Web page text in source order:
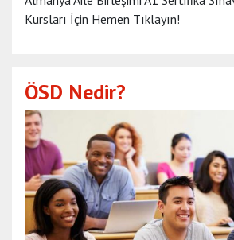
Kursları İçin Hemen Tıklayın!
ÖSD Nedir?